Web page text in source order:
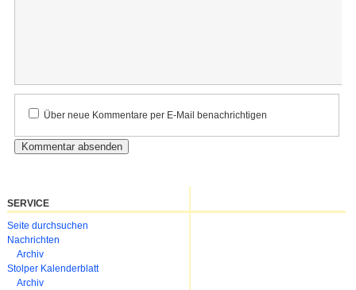
Kommentar
Über neue Kommentare per E-Mail benachrichtigen
SERVICE
Navigation
überspringen
Seite durchsuchen
Nachrichten
Archiv
Stolper Kalenderblatt
Archiv